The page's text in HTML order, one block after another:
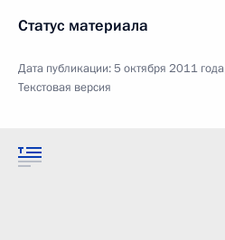
Статус материала
Дата публикации:5 октября 2011
Текстовая версия